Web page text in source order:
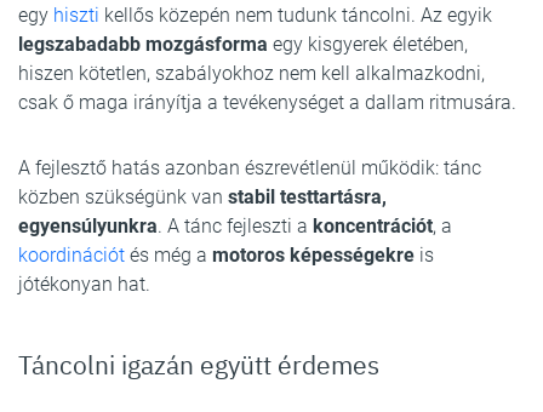
egy hiszti kellős közepén nem tudunk táncolni. Az egyik
legszabadabb mozgásforma egy kisgyerek életében,
hiszen kötetlen, szabályokhoz nem kell alkalmazkodni,
csak ő maga irányítja a tevékenységet a dallam ritmusára.
A fejlesztő hatás azonban észrevétlenül működik: tánc
közben szükségünk van stabil testtartásra,
egyensúlyunkra. A tánc fejleszti a koncentrációt, a
koordinációt és még a motoros képességekre is
jótékonyan hat.
Táncolni igazán együtt érdemes